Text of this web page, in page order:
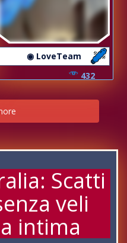
◉ LoveTeam
432
Scatti
veli
intima